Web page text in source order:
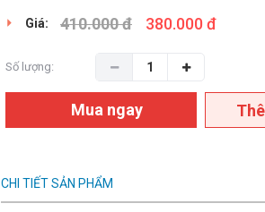
Giá: 410.000 đ 380.000 đ
Số lượng:
Mua ngay
CHI TIẾT SẢN PHẨM